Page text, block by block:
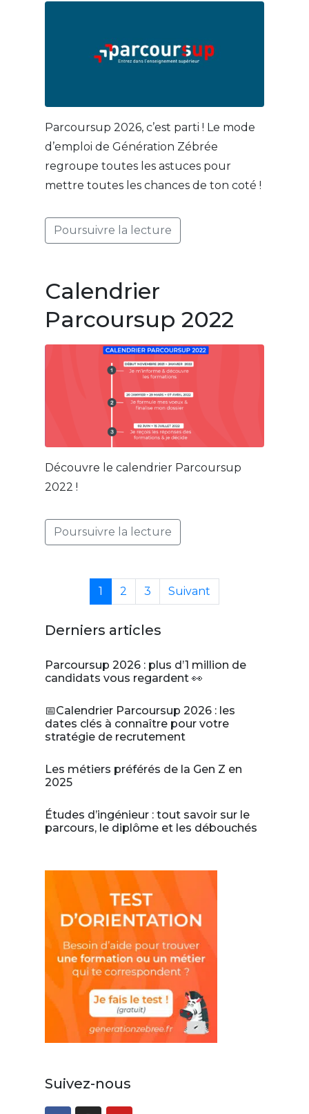
Parcoursup 2026, c’est parti ! Le mode
d’emploi de Génération Zébrée
regroupe toutes les astuces pour
mettre toutes les chances de ton coté !
Poursuivre la lecture
Calendrier
Parcoursup 2022
Découvre le calendrier Parcoursup
2022 !
Poursuivre la lecture
1 2 3 Suivant
Derniers articles
Parcoursup 2026 : plus d’1 million de
candidats vous regardent 👀
📅Calendrier Parcoursup 2026 : les
dates clés à connaître pour votre
stratégie de recrutement
Les métiers préférés de la Gen Z en
2025
Études d’ingénieur : tout savoir sur le
parcours, le diplôme et les débouchés
Suivez-nous